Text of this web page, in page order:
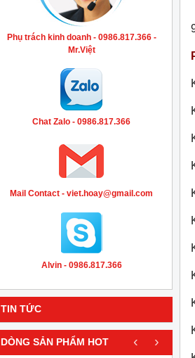
Phụ trách kinh doanh - 0986.817.366 -
Mr.Việt
Chat Zalo - 0986.817.366
Mail Contact - viet.hoay@gmail.com
Alvin - 0986.817.366
TIN TỨC
DÒNG SẢN PHẨM HOT ‹ ›